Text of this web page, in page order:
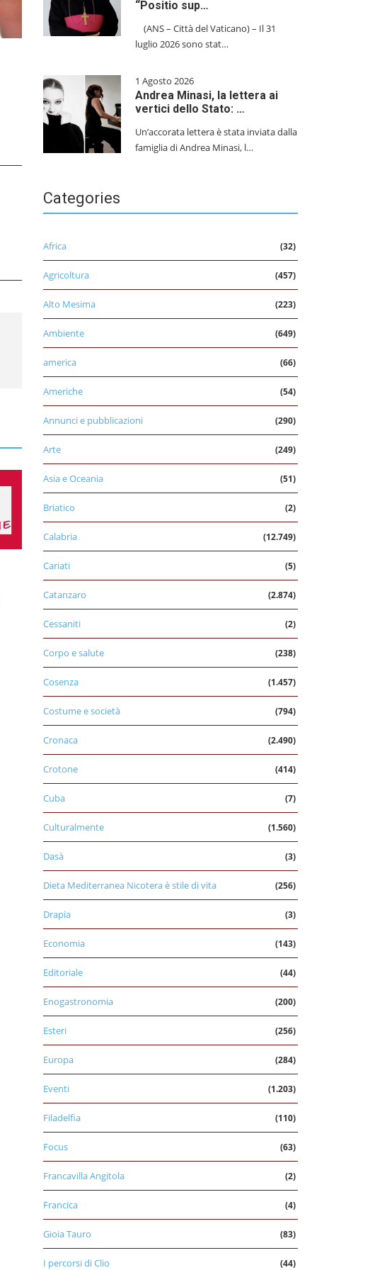
“Positio sup…
(ANS – Città del Vaticano) – Il 31
luglio 2026 sono stat…
1 Agosto 2026
Andrea Minasi, la lettera ai
vertici dello Stato: …
Un’accorata lettera è stata inviata dalla
famiglia di Andrea Minasi, l…
Categories
Africa (32)
Agricoltura (457)
Alto Mesima (223)
Ambiente (649)
america (66)
Americhe (54)
Annunci e pubblicazioni (290)
Arte (249)
Asia e Oceania (51)
Briatico (2)
Calabria (12.749)
Cariati (5)
Catanzaro (2.874)
Cessaniti (2)
Corpo e salute (238)
Cosenza (1.457)
Costume e società (794)
Cronaca (2.490)
Crotone (414)
Cuba (7)
Culturalmente (1.560)
Dasà (3)
Dieta Mediterranea Nicotera è stile di vita (256)
Drapia (3)
Economia (143)
Editoriale (44)
Enogastronomia (200)
Esteri (256)
Europa (284)
Eventi (1.203)
Filadelfia (110)
Focus (63)
Francavilla Angitola (2)
Francica (4)
Gioia Tauro (83)
I percorsi di Clio (44)